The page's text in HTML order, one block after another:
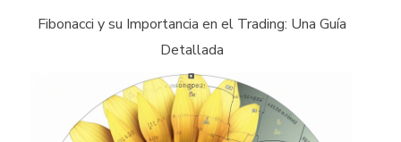
Fibonacci y su Importancia en el Trading: Una Guía
Detallada